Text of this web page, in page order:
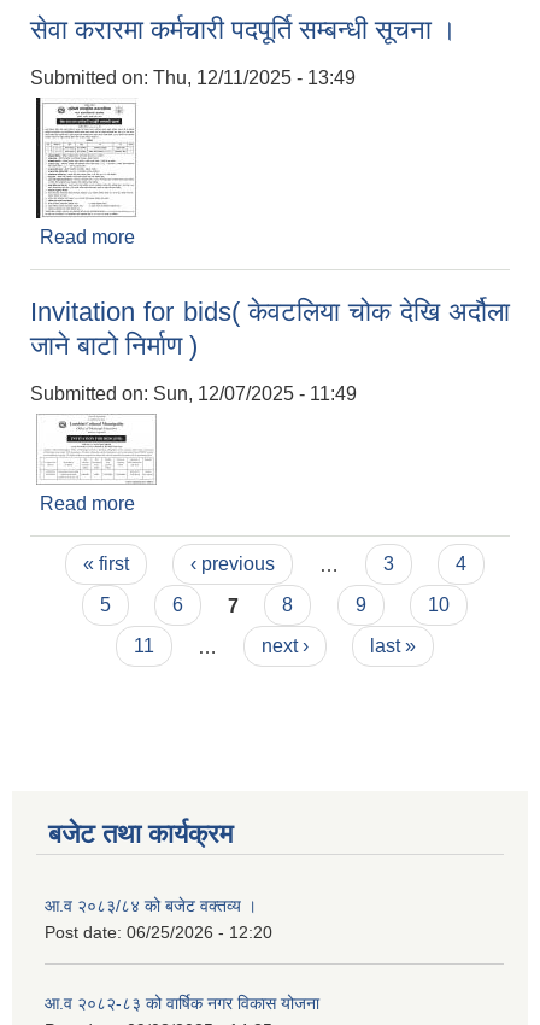
सेवा करारमा कर्मचारी पदपूर्ति सम्बन्धी सूचना ।
Submitted on: Thu, 12/11/2025 - 13:49
Read more
Invitation for bids( केवटलिया चोक देखि अर्दौला
जाने बाटो निर्माण )
Submitted on: Sun, 12/07/2025 - 11:49
Read more
Pages
« first ‹ previous 3
4
5
6 7 8 9
10
11
next › last »
बजेट तथा कार्यक्रम
आ.व २०८३/८४ को बजेट वक्तव्य ।
Post date: 06/25/2026 - 12:20
आ.व २०८२-८३ को वार्षिक नगर विकास योजना